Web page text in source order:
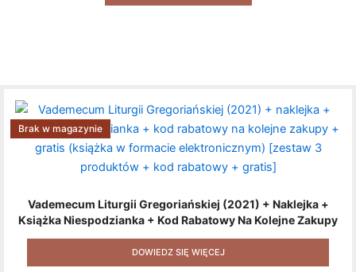
Vademecum Liturgii Gregoriańskiej (2021) + Naklejka +
Książka Niespodzianka + Kod Rabatowy Na Kolejne Zakupy
+ Gratis (książka W Formacie Elektronicznym) [zestaw 3
Produktów + Kod Rabatowy + Gratis]
Brak w magazynie
DOWIEDZ SIĘ WIĘCEJ